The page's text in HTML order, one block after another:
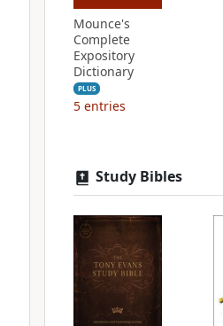
Mounce's
Complete
Expository
Dictionary
PLUS
5 entries
Study Bibles